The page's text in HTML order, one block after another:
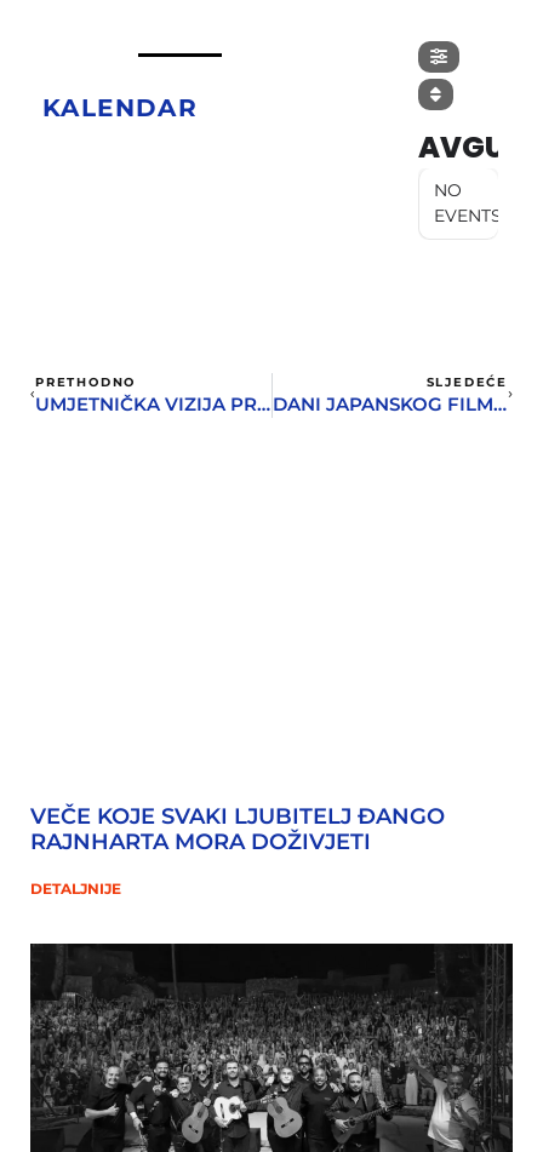
KALENDAR
AVGUST
NO
EVENTS
PRETHODNO
UMJETNIČKA VIZIJA PRETOČENA U NAKIT
SLJEDEĆE
DANI JAPANSKOG FILMA U HERCEG NOVOM
VEČE KOJE SVAKI LJUBITELJ ĐANGO
RAJNHARTA MORA DOŽIVJETI
DETALJNIJE